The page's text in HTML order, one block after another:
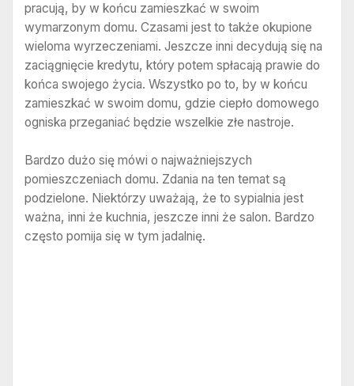
pracują, by w końcu zamieszkać w swoim
wymarzonym domu. Czasami jest to także okupione
wieloma wyrzeczeniami. Jeszcze inni decydują się na
zaciągnięcie kredytu, który potem spłacają prawie do
końca swojego życia. Wszystko po to, by w końcu
zamieszkać w swoim domu, gdzie ciepło domowego
ogniska przeganiać będzie wszelkie złe nastroje.
Bardzo dużo się mówi o najważniejszych
pomieszczeniach domu. Zdania na ten temat są
podzielone. Niektórzy uważają, że to sypialnia jest
ważna, inni że kuchnia, jeszcze inni że salon. Bardzo
często pomija się w tym jadalnię.